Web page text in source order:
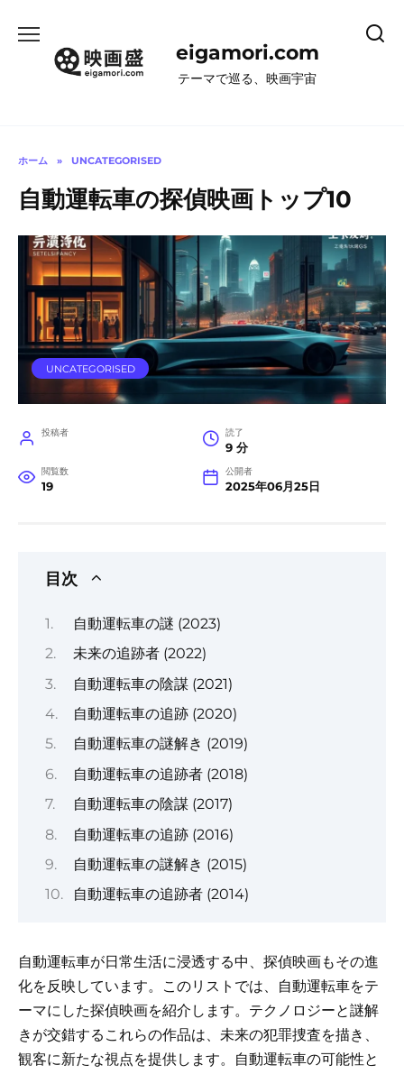
eigamori.com
テーマで巡る、映画宇宙
ホーム » UNCATEGORISED
自動運転車の探偵映画トップ10
UNCATEGORISED
投稿者 読了
9 分
閲覧数
19
公開者
2025年06月25日
目次
自動運転車の謎 (2023)
未来の追跡者 (2022)
自動運転車の陰謀 (2021)
自動運転車の追跡 (2020)
自動運転車の謎解き (2019)
自動運転車の追跡者 (2018)
自動運転車の陰謀 (2017)
自動運転車の追跡 (2016)
自動運転車の謎解き (2015)
自動運転車の追跡者 (2014)
自動運転車が日常生活に浸透する中、探偵映画もその進
化を反映しています。このリストでは、自動運転車をテ
ーマにした探偵映画を紹介します。テクノロジーと謎解
きが交錯するこれらの作品は、未来の犯罪捜査を描き、
観客に新たな視点を提供します。自動運転車の可能性と